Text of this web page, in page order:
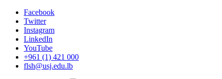
Facebook
Twitter
Instagram
LinkedIn
YouTube
+961 (1) 421 000
flsh@usj.edu.lb